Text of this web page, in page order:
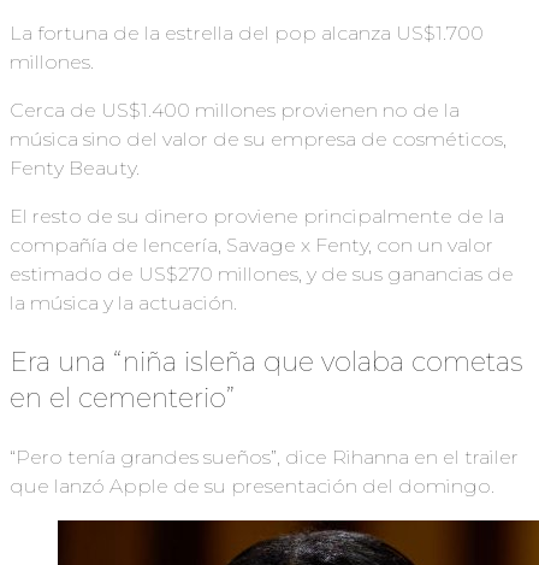
La fortuna de la estrella del pop alcanza US$1.700
millones.
Cerca de US$1.400 millones provienen no de la
música sino del valor de su empresa de cosméticos,
Fenty Beauty.
El resto de su dinero proviene principalmente de la
compañía de lencería, Savage x Fenty, con un valor
estimado de US$270 millones, y de sus ganancias de
la música y la actuación.
Era una “niña isleña que volaba cometas
en el cementerio”
“Pero tenía grandes sueños”, dice Rihanna en el trailer
que lanzó Apple de su presentación del domingo.